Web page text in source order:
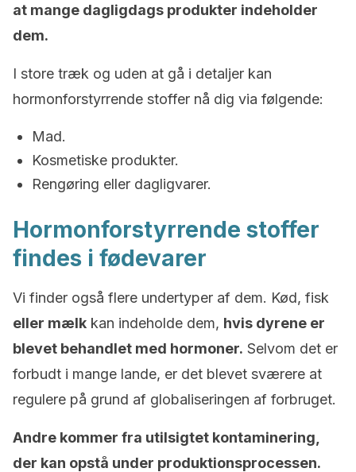
at mange dagligdags produkter indeholder
dem.
I store træk og uden at gå i detaljer kan
hormonforstyrrende stoffer nå dig via følgende:
Mad.
Kosmetiske produkter.
Rengøring eller dagligvarer.
Hormonforstyrrende stoffer
findes i fødevarer
Vi finder også flere undertyper af dem. Kød, fisk
eller mælk kan indeholde dem, hvis dyrene er
blevet behandlet med hormoner. Selvom det er
forbudt i mange lande, er det blevet sværere at
regulere på grund af globaliseringen af forbruget.
Andre kommer fra utilsigtet kontaminering,
der kan opstå under produktionsprocessen.